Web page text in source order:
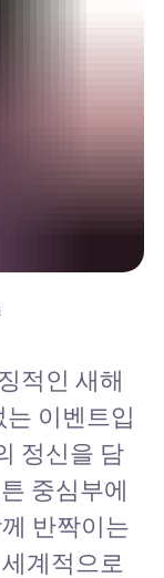
적인 새해
이벤트입
정신을 담
중심부에
반짝이는
계적으로